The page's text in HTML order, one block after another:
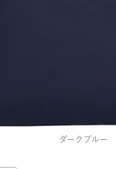
ダークブルー